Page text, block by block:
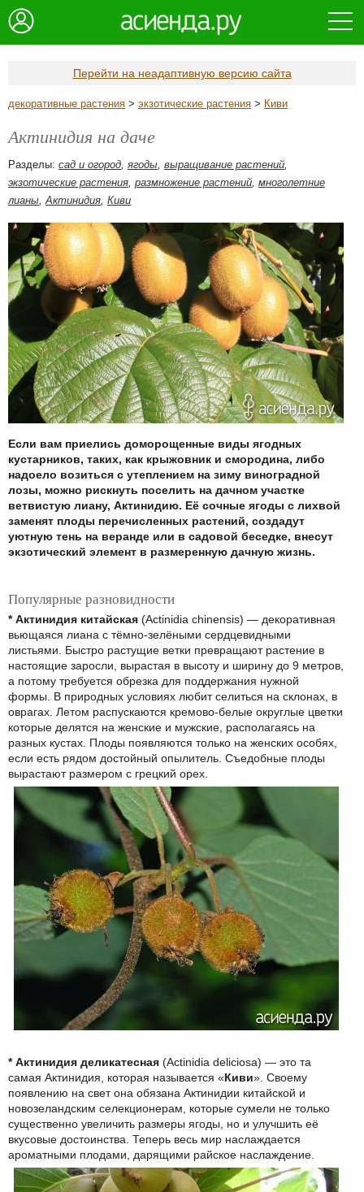
Перейти на неадаптивную версию сайта
декоративные растения > экзотические растения > Киви
Актинидия на даче
Разделы: сад и огород, ягоды, выращивание растений,
экзотические растения, размножение растений, многолетние
лианы,Актинидия, Киви
Если вам приелись доморощенные виды ягодных
кустарников, таких, как крыжовник и смородина, либо
надоело возиться с утеплением на зиму виноградной
лозы, можно рискнуть поселить на дачном участке
ветвистую лиану, Актинидию. Её сочные ягоды с лихвой
заменят плоды перечисленных растений, создадут
уютную тень на веранде или в садовой беседке, внесут
экзотический элемент в размеренную дачную жизнь.
Популярные разновидности
* Актинидия китайская (Actinidia chinensis) — декоративная
вьющаяся лиана с тёмно-зелёными сердцевидными
листьями. Быстро растущие ветки превращают растение в
настоящие заросли, вырастая в высоту и ширину до 9 метров,
а потому требуется обрезка для поддержания нужной
формы. В природных условиях любит селиться на склонах, в
оврагах. Летом распускаются кремово-белые округлые цветки
которые делятся на женские и мужские, располагаясь на
разных кустах. Плоды появляются только на женских особях,
если есть рядом достойный опылитель. Съедобные плоды
вырастают размером с грецкий орех.
* Актинидия деликатесная (Actinidia deliciosa) — это та
самая Актинидия, которая называется «Киви». Своему
появлению на свет она обязана Актинидии китайской и
новозеландским селекционерам, которые сумели не только
существенно увеличить размеры ягоды, но и улучшить её
вкусовые достоинства. Теперь весь мир наслаждается
ароматными плодами, дарящими райское наслаждение.